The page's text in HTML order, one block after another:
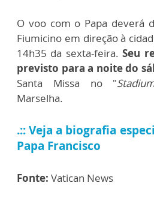
O voo com o Papa deverá
Fiumicino em direção à
14h35 da sexta-feira.Seu
previsto para a noite do
Santa Missa no "
Marselha.
.:: Veja a biografia
Papa Francisco
Fonte: Vatican News